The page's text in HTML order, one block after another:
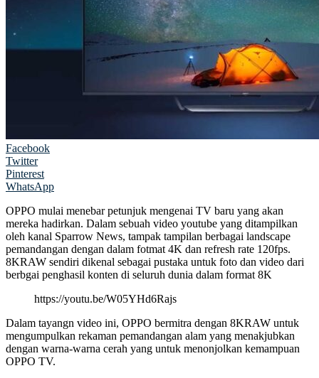
Facebook
Twitter
Pinterest
WhatsApp
OPPO mulai menebar petunjuk mengenai TV baru yang akan
mereka hadirkan. Dalam sebuah video youtube yang ditampilkan
oleh kanal Sparrow News, tampak tampilan berbagai landscape
pemandangan dengan dalam fotmat 4K dan refresh rate 120fps.
8KRAW sendiri dikenal sebagai pustaka untuk foto dan video dari
berbgai penghasil konten di seluruh dunia dalam format 8K
https://youtu.be/W05YHd6Rajs
Dalam tayangn video ini, OPPO bermitra dengan 8KRAW untuk
mengumpulkan rekaman pemandangan alam yang menakjubkan
dengan warna-warna cerah yang untuk menonjolkan kemampuan
OPPO TV.